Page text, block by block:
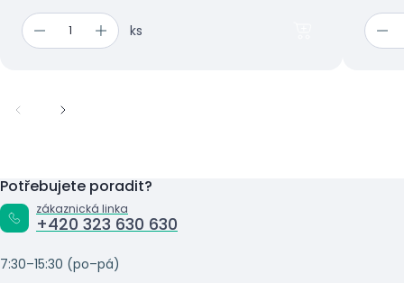
ks
Potřebujete poradit?
zákaznická linka
+420 323 630 630
7:30–15:30 (po–pá)